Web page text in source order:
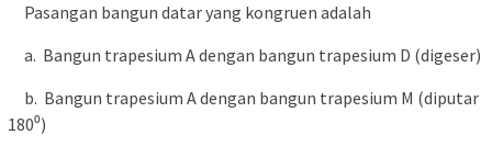
Pasangan bangun datar yang kongruen adalah
a. Bangun trapesium A dengan bangun trapesium D (digeser)
b. Bangun trapesium A dengan bangun trapesium M (diputar
180⁰)